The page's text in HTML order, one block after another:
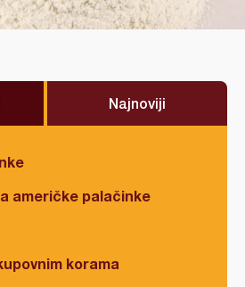
Najnoviji
američke palačinke
korama